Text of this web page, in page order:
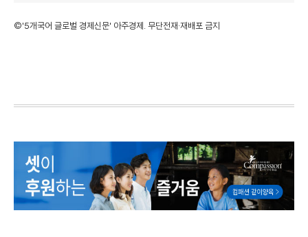
©'5개국어 글로벌 경제신문' 아주경제. 무단전재·재배포 금지